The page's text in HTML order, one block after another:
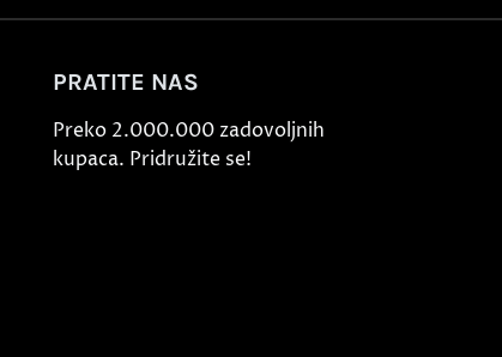
PRATITE NAS
Preko 2.000.000 zadovoljnih
kupaca. Pridružite se!